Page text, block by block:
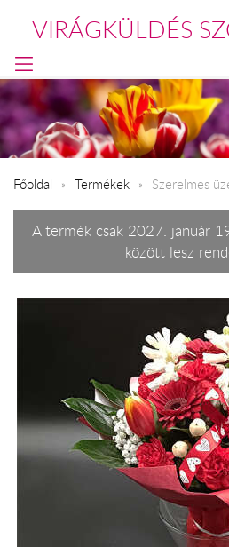
VIRÁGKÜLDÉS
Főoldal Termékek Szerelmes
A termék csak 2027. január
között lesz